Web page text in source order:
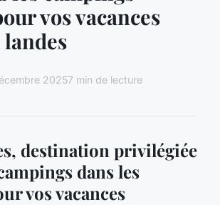
vos vacances
landes
20257 min de lecture
destination privilégiée
dans les
vos vacances